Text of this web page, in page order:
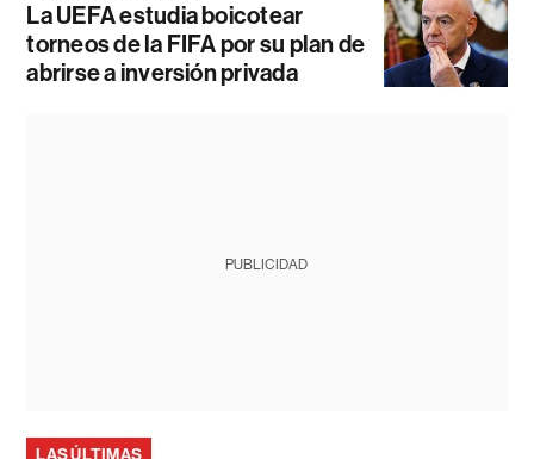
La UEFA estudia boicotear
torneos de la FIFA por su plan de
abrirse a inversión privada
PUBLICIDAD